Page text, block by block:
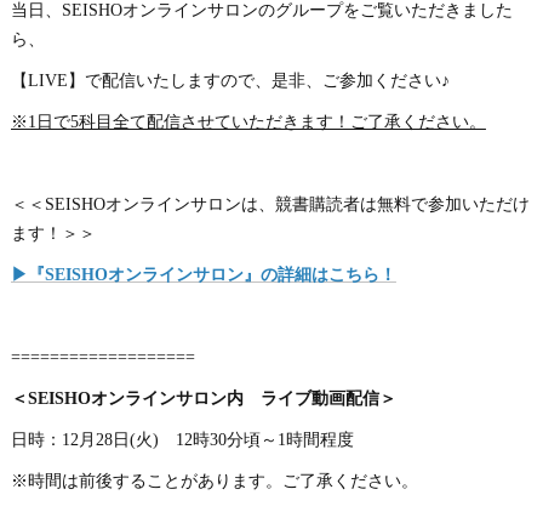
当日、SEISHOオンラインサロンのグループをご覧いただきました
ら、
【LIVE】で配信いたしますので、是非、ご参加ください♪
※1日で5科目全て配信させていただきます！ご了承ください。
＜＜SEISHOオンラインサロンは、競書購読者は無料で参加いただけ
ます！＞＞
▶『SEISHOオンラインサロン』の詳細はこちら！
===================
＜SEISHOオンラインサロン内 ライブ動画配信＞
日時：12月28日(火) 12時30分頃～1時間程度
※時間は前後することがあります。ご了承ください。